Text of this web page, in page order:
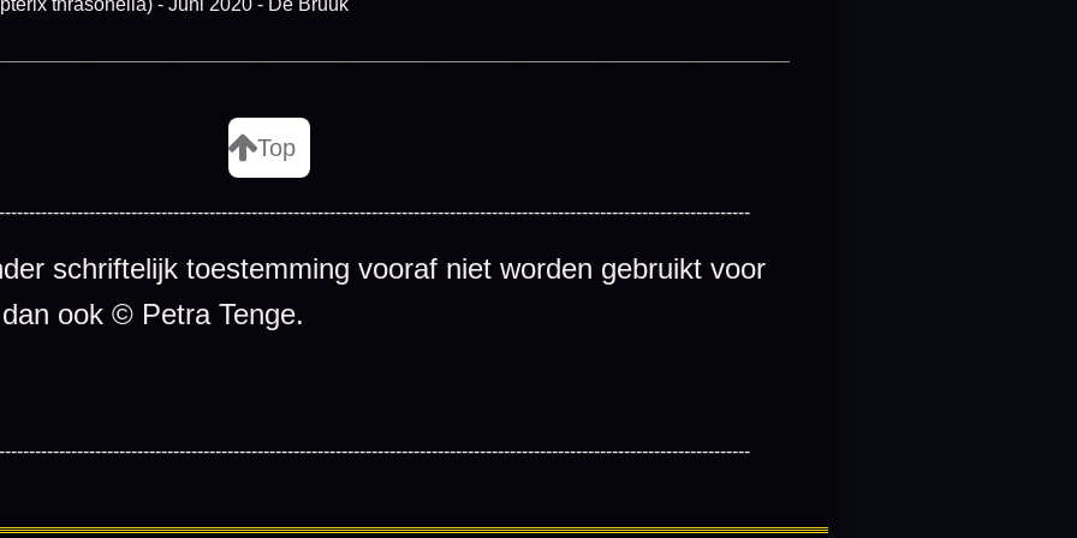
Top
schriftelijk toestemming vooraf niet worden gebruikt voor
ook © Petra Tenge.